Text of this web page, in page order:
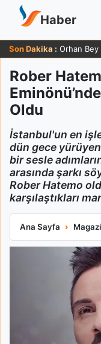
Haber
Son Dakika : Orhan Bey
Rober
Oldu
İstanbul'un en
dün gece
bir sesle
arasında şarkı
Rober Hatemo
karşılaştıkları
Ana Sayfa
Rober Hatemo